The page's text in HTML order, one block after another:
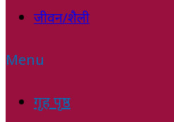
जीवन/शैली
Menu
गृह पृष्ठ